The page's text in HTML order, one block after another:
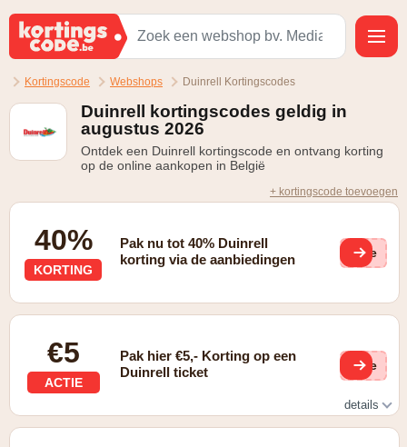
Kortingscode Webshops Duinrell Kortingscodes
Duinrell kortingscodes geldig in
augustus 2026
Ontdek een Duinrell kortingscode en ontvang korting
op de online aankopen in België
+ kortingscode toevoegen
40%
KORTING
Pak nu tot 40% Duinrell
korting via de aanbiedingen
(ge
€5
ACTIE
Pak hier €5,- Korting op een
Duinrell ticket
(ge
details